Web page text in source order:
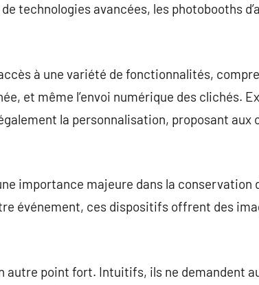
technologies avancées, les photobooths
à une variété de fonctionnalités,
et même l’envoi numérique des clichés.
la personnalisation, proposant aux
importance majeure dans la conservation
événement, ces dispositifs offrent des
autre point fort. Intuitifs, ils ne demandent